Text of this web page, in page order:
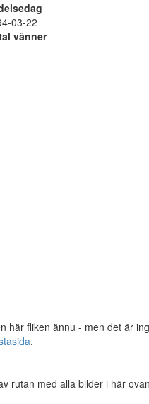
03-22
vänner
här fliken ännu - men det är
.
rutan med alla bilder i här